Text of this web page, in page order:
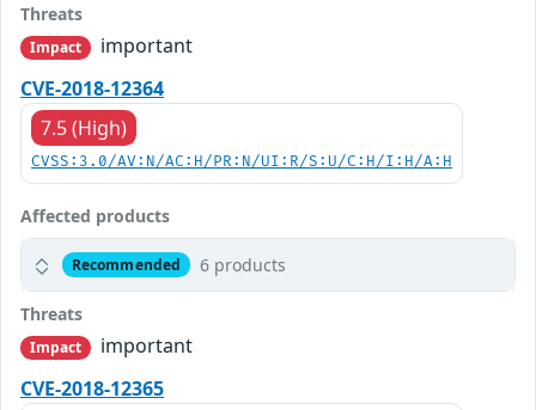
Threats
Impact
important
CVE-2018-12364
7.5 (High)
CVSS:3.0/AV:N/AC:H/PR:N/UI:R/S:U/C:H/I:H/A:H
Affected products
Recommended 6 products
Threats
Impact
important
CVE-2018-12365